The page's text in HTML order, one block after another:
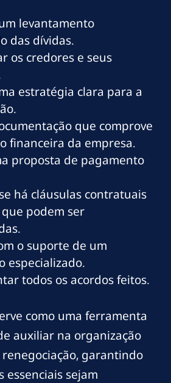
levantamento
das dívidas.
os credores e seus
estratégia clara para a
que comprove
financeira da empresa.
proposta de pagamento
há cláusulas contratuais
podem ser
o suporte de um
especializado.
todos os acordos feitos.
como uma ferramenta
auxiliar na organização
garantindo
essenciais sejam